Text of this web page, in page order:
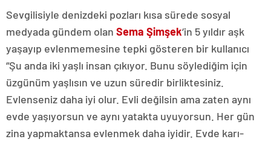
Sevgilisiyle denizdeki pozları kısa sürede sosyal
medyada gündem olan Sema Şimşek‘in 5 yıldır aşk
yaşayıp evlenmemesine tepki gösteren bir kullanıcı
“Şu anda iki yaşlı insan çıkıyor. Bunu söylediğim için
üzgünüm yaşlısın ve uzun süredir birliktesiniz.
Evlenseniz daha iyi olur. Evli değilsin ama zaten aynı
evde yaşıyorsun ve aynı yatakta uyuyorsun. Her gün
zina yapmaktansa evlenmek daha iyidir. Evde karı-